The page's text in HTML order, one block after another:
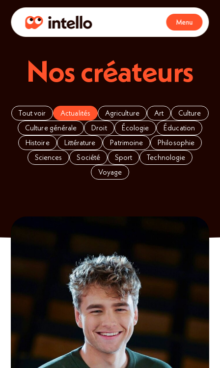
Menu
Nos créateurs
Tout voir Actualités Agriculture Art
Culture
Culture générale
Droit Écologie
Éducation
Histoire
Littérature Patrimoine
Philosophie
Sciences
Société Sport
Technologie
Voyage